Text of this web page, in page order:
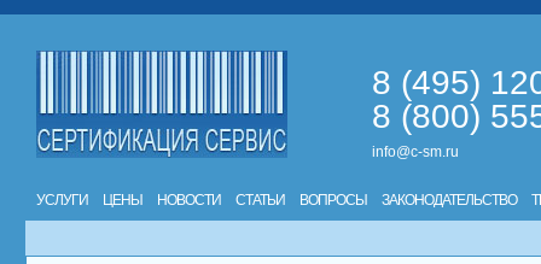
8 (495)
8 (800)
info@c-sm.ru
УСЛУГИ ЦЕНЫ НОВОСТИ СТАТЬИ ВОПРОСЫ ЗАКОНОДАТЕЛЬСТВО